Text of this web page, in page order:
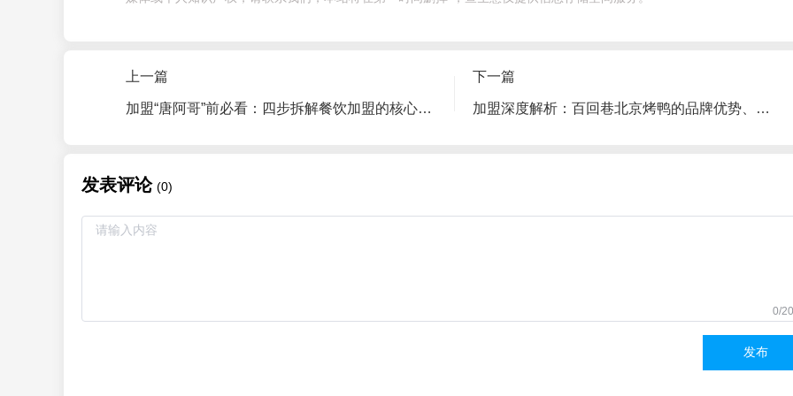
上一篇
加盟“唐阿哥”前必看：四步拆解餐饮加盟的核心考察技巧
下一篇
加盟深度解析：百回巷北京烤鸭的品牌优势、风险与完整加盟指南
发表评论 (0)
0/
发布